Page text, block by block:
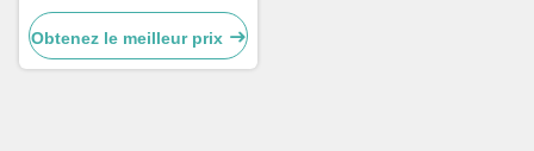
Télécommande sans fil
Tenteuse à gazon 7,5 HP
Obtenez le meilleur prix